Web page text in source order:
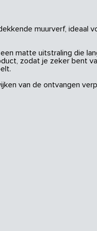
muurverf, ideaal
matte uitstraling die
zodat je zeker bent
van de ontvangen